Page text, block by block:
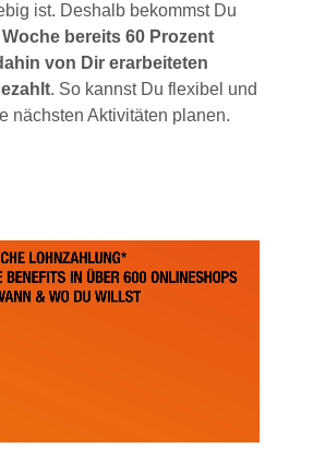
ist. Deshalb bekommst Du
Woche bereits 60 Prozent
von Dir erarbeiteten
. So kannst Du flexibel und
nächsten Aktivitäten planen.